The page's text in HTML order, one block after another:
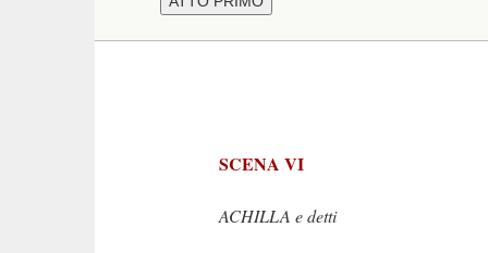
SCENA VI
ACHILLA e detti